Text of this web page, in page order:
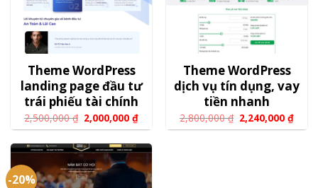
Theme WordPress
landing page đầu tư
trái phiếu tài chính
2,500,000₫ 2,000,000₫
Theme WordPress
dịch vụ tín dụng, vay
tiền nhanh
2,800,000₫ 2,240,000₫
-20%